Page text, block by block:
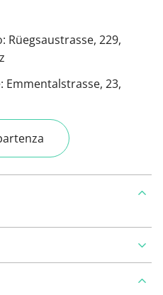
Rüegsaustrasse, 229,
Emmentalstrasse, 23,